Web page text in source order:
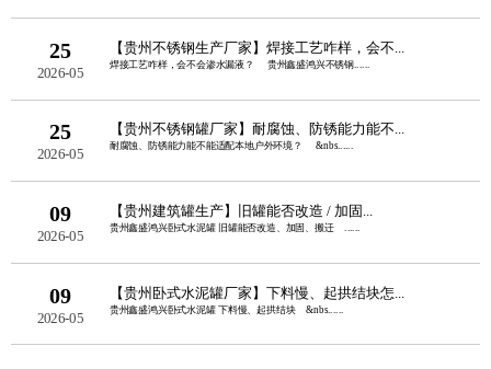
25
2026-05
【贵州不锈钢生产厂家】焊接工艺咋样，会不...
焊接工艺咋样，会不会渗水漏液？ 贵州鑫盛鸿兴不锈钢......
25
2026-05
【贵州不锈钢罐厂家】耐腐蚀、防锈能力能不...
耐腐蚀、防锈能力能不能适配本地户外环境？ &nbs......
09
2026-05
【贵州建筑罐生产】旧罐能否改造 / 加固...
贵州鑫盛鸿兴卧式水泥罐 旧罐能否改造、加固、搬迁 ......
09
2026-05
【贵州卧式水泥罐厂家】下料慢、起拱结块怎...
贵州鑫盛鸿兴卧式水泥罐 下料慢、起拱结块 &nbs......